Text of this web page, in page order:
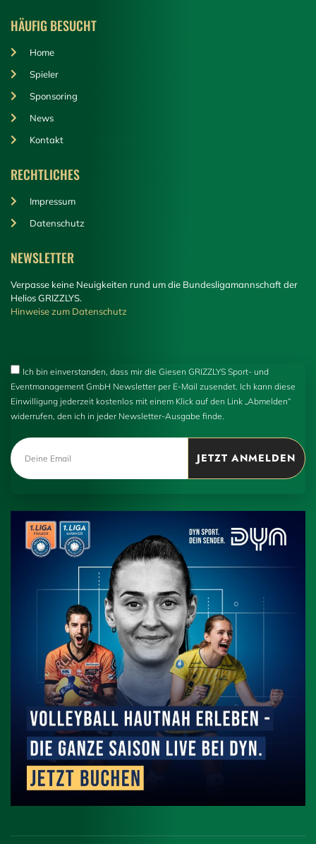
HÄUFIG BESUCHT
Home
Spieler
Sponsoring
News
Kontakt
RECHTLICHES
Impressum
Datenschutz
NEWSLETTER
Verpasse keine Neuigkeiten rund um die Bundesligamannschaft der
Helios GRIZZLYS.
Hinweise zum Datenschutz
Ich bin einverstanden, dass mir die Giesen GRIZZLYS Sport- und
Eventmanagement GmbH Newsletter per E-Mail zusendet. Ich kann diese
Einwilligung jederzeit kostenlos mit einem Klick auf den Link „Abmelden“
widerrufen, den ich in jeder Newsletter-Ausgabe finde.
JETZT ANMELDEN